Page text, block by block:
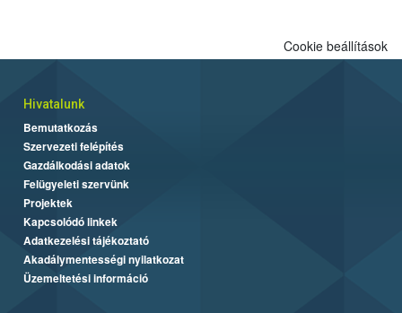
Cookie beállítások
Hivatalunk
Bemutatkozás
Szervezeti felépítés
Gazdálkodási adatok
Felügyeleti szervünk
Projektek
Kapcsolódó linkek
Adatkezelési tájékoztató
Akadálymentességi nyilatkozat
Üzemeltetési információ